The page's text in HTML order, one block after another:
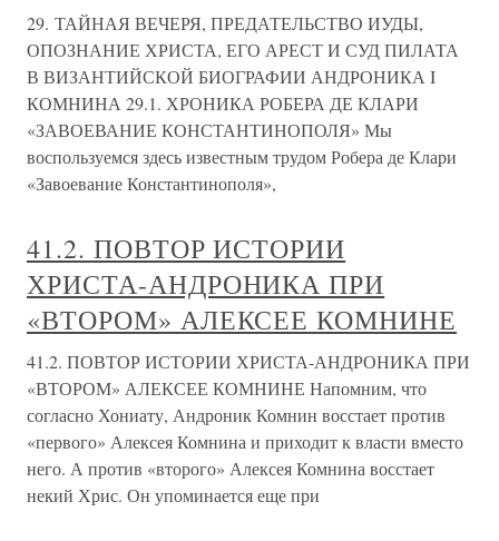
29. ТАЙНАЯ ВЕЧЕРЯ, ПРЕДАТЕЛЬСТВО ИУДЫ,
ОПОЗНАНИЕ ХРИСТА, ЕГО АРЕСТ И СУД ПИЛАТА
В ВИЗАНТИЙСКОЙ БИОГРАФИИ АНДРОНИКА I
КОМНИНА 29.1. ХРОНИКА РОБЕРА ДЕ КЛАРИ
«ЗАВОЕВАНИЕ КОНСТАНТИНОПОЛЯ» Мы
воспользуемся здесь известным трудом Робера де Клари
«Завоевание Константинополя»,
41.2. ПОВТОР ИСТОРИИ
ХРИСТА-АНДРОНИКА ПРИ
«ВТОРОМ» АЛЕКСЕЕ КОМНИНЕ
41.2. ПОВТОР ИСТОРИИ ХРИСТА-АНДРОНИКА ПРИ
«ВТОРОМ» АЛЕКСЕЕ КОМНИНЕ Напомним, что
согласно Хониату, Андроник Комнин восстает против
«первого» Алексея Комнина и приходит к власти вместо
него. А против «второго» Алексея Комнина восстает
некий Хрис. Он упоминается еще при